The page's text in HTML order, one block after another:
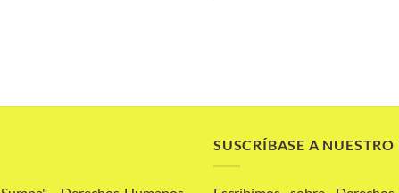
SUSCRÍBASE A